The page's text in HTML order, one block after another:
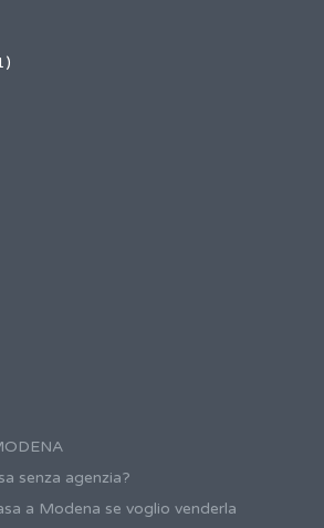
senza agenzia?
a Modena se voglio venderla